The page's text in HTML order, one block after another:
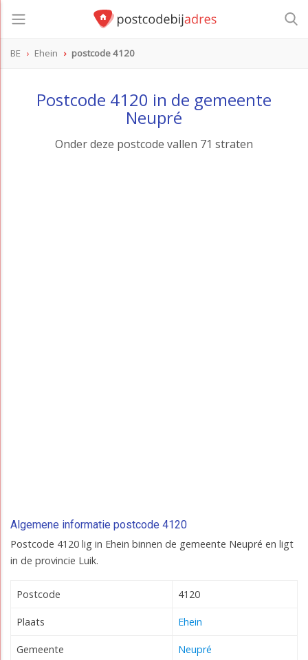
BE Ehein postcode 4120
Postcode 4120 in de gemeente
Neupré
Onder deze postcode vallen 71 straten
Algemene informatie postcode 4120
Postcode 4120 lig in Ehein binnen de gemeente Neupré en ligt
in de provincie Luik.
Postcode 4120
Plaats Ehein
Gemeente Neupré